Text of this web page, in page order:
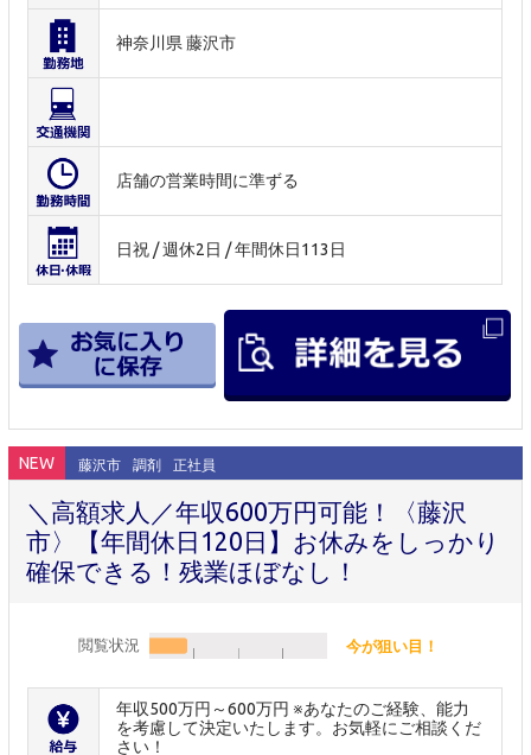
神奈川県 藤沢市
店舗の営業時間に準ずる
日祝 / 週休2日 / 年間休日113日
NEW 藤沢市 調剤 正社員
＼高額求人／年収600万円可能！〈藤沢
市〉【年間休日120日】お休みをしっかり
確保できる！残業ほぼなし！
閲覧状況 今が狙い目！
年収500万円～600万円 ※あなたのご経験、能力
を考慮して決定いたします。お気軽にご相談くだ
さい！